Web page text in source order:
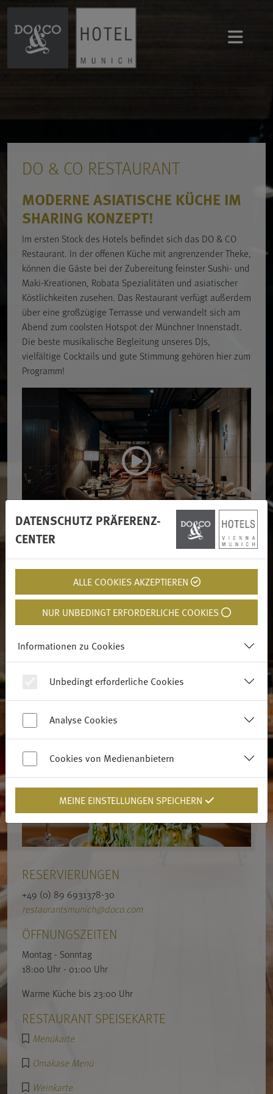
DO & CO RESTAURANT
MODERNE ASIATISCHE KÜCHE IM
SHARING KONZEPT!
Im ersten Stock des Hotels befindet sich das DO & CO
Restaurant. In der offenen Küche mit angrenzender Theke,
können die Gäste bei der Zubereitung feinster Sushi- und
Maki-Kreationen, Robata Spezialitäten und asiatischer
Köstlichkeiten zusehen. Das Restaurant verfügt außerdem
über eine großzügige Terrasse und verwandelt sich am
Abend zum coolsten Hotspot der Münchner Innenstadt.
Die beste musikalische Begleitung unseres DJs,
vielfältige Cocktails und gute Stimmung gehören hier zum
Programm!
RESERVIERUNGEN
+49 (0) 89 6931378-30
restaurantsmunich@doco.com
ÖFFNUNGSZEITEN
Montag - Sonntag
18:00 Uhr - 01:00 Uhr
Warme Küche bis 23:00 Uhr
RESTAURANT SPEISEKARTE
Menükarte
Omakase Menü
Weinkarte
DATENSCHUTZ PRÄFERENZ-
CENTER
ALLE COOKIES AKZEPTIEREN
NUR UNBEDINGT ERFORDERLICHE COOKIES
Informationen zu Cookies
Unbedingt erforderliche Cookies
Analyse Cookies
Cookies von Medienanbietern
MEINE EINSTELLUNGEN SPEICHERN